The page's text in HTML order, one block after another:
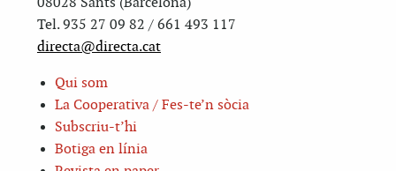
Tel. 935 27 09 82 / 661 493 117
directa@directa.cat
Qui som
La Cooperativa / Fes-te’n sòcia
Subscriu-t’hi
Botiga en línia